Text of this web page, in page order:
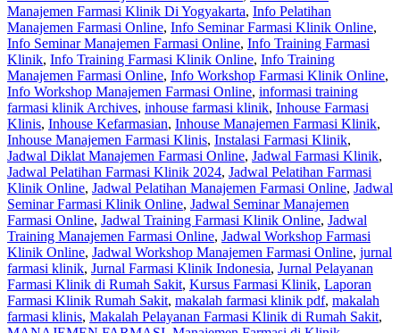
Manajemen Farmasi Klinik Di Yogyakarta, Info Pelatihan
Manajemen Farmasi Online, Info Seminar Farmasi Klinik Online,
Info Seminar Manajemen Farmasi Online, Info Training Farmasi
Klinik, Info Training Farmasi Klinik Online, Info Training
Manajemen Farmasi Online, Info Workshop Farmasi Klinik Online,
Info Workshop Manajemen Farmasi Online, informasi training
farmasi klinik Archives, inhouse farmasi klinik, Inhouse Farmasi
Klinis, Inhouse Kefarmasian, Inhouse Manajemen Farmasi Klinik,
Inhouse Manajemen Farmasi Klinis, Instalasi Farmasi Klinik,
Jadwal Diklat Manajemen Farmasi Online, Jadwal Farmasi Klinik,
Jadwal Pelatihan Farmasi Klinik 2024, Jadwal Pelatihan Farmasi
Klinik Online, Jadwal Pelatihan Manajemen Farmasi Online, Jadwal
Seminar Farmasi Klinik Online, Jadwal Seminar Manajemen
Farmasi Online, Jadwal Training Farmasi Klinik Online, Jadwal
Training Manajemen Farmasi Online, Jadwal Workshop Farmasi
Klinik Online, Jadwal Workshop Manajemen Farmasi Online, jurnal
farmasi klinik, Jurnal Farmasi Klinik Indonesia, Jurnal Pelayanan
Farmasi Klinik di Rumah Sakit, Kursus Farmasi Klinik, Laporan
Farmasi Klinik Rumah Sakit, makalah farmasi klinik pdf, makalah
farmasi klinis, Makalah Pelayanan Farmasi Klinik di Rumah Sakit,